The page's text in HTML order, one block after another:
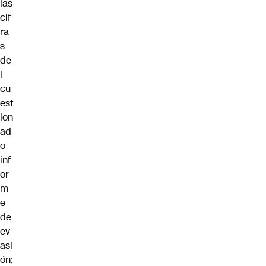
las
cif
ra
s
de
l
cu
est
ion
ad
o
inf
or
m
e
de
ev
asi
ón;